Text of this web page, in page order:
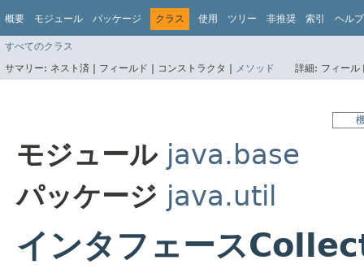
概要 モジュール パッケージ クラス 使用 ツリー 非推奨 索引 ヘルプ
すべてのクラス
サマリー: ネスト済 | フィールド | コンストラクタ | メソッド 詳細: フィー
モジュール java.base
パッケージ java.util
インタフェース